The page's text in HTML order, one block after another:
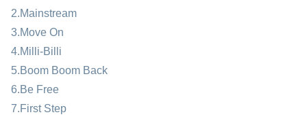
2.Mainstream
3.Move On
4.Milli-Billi
5.Boom Boom Back
6.Be Free
7.First Step